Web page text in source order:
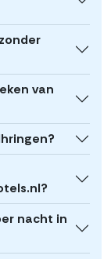
van
nacht in